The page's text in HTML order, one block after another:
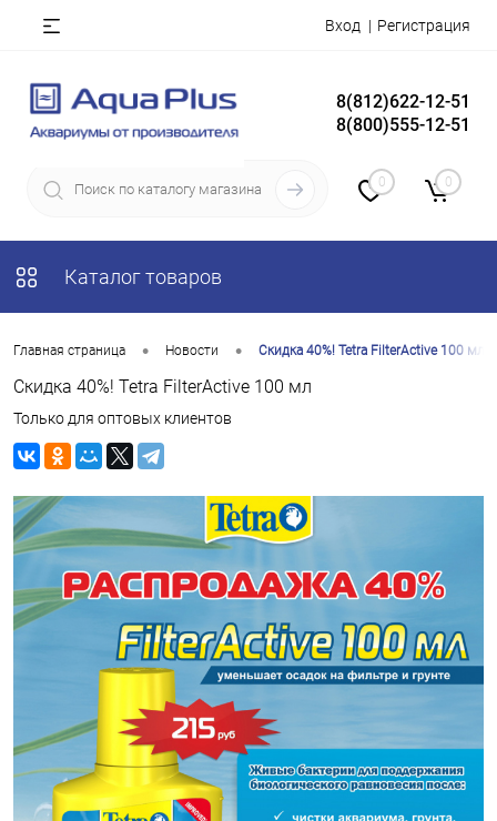
Вход Регистрация
8(812)622-12-51
8(800)555-12-51
0 0
Каталог товаров
Главная страница • Новости • Скидка 40%! Tetra FilterActive 100 мл
Скидка 40%! Tetra FilterActive 100 мл
Только для оптовых клиентов